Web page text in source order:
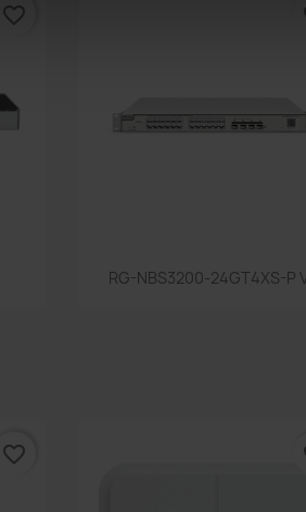
favorite_border
Snabbvy
RG-NBS3200-24GT4XS-P
favorite_border